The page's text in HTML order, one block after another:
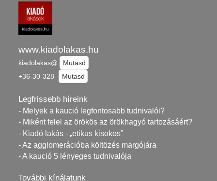
www.kiadolakas.hu
kiadolakas@
Mutasd
+36-30-328-
Mutasd
Legfrissebb híreink
- Melyek a kaució legfontosabb tudnivalói?
- Miként felel az örökös az örökhagyó tartozásáért?
- Kiadó lakás - „etikus kisokos”
- Az agglomerációba költözés margójára
- A kaució 5 lényeges tudnivalója
További kínálatunk